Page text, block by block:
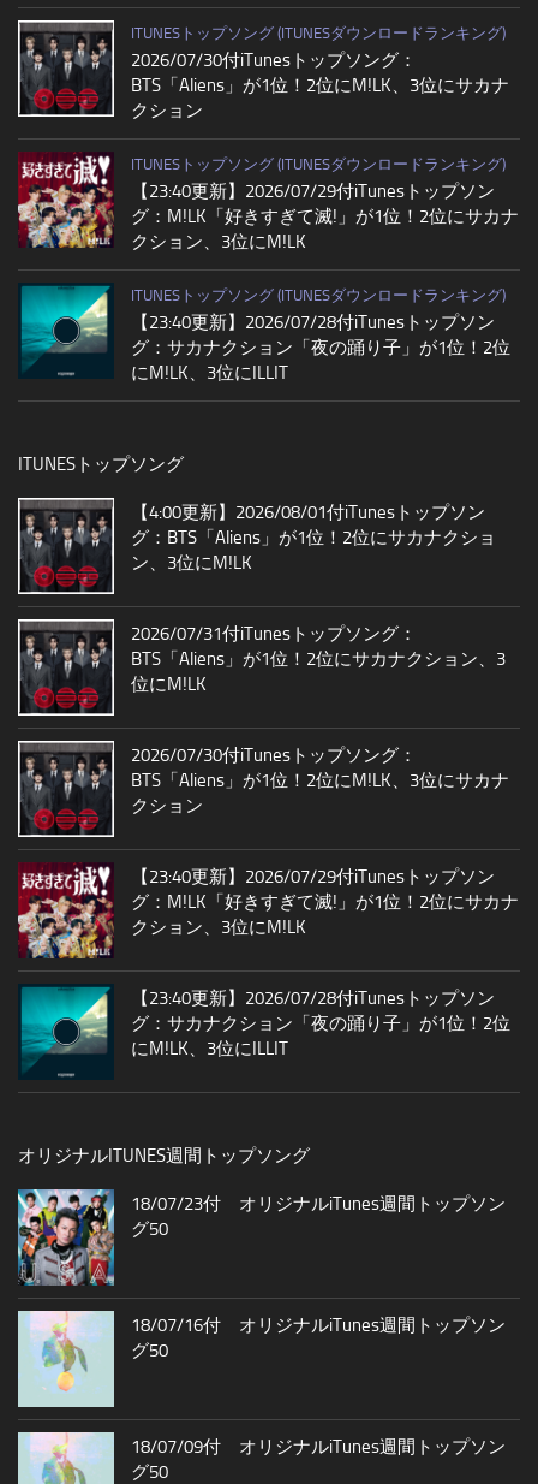
ITUNESトップソング (ITUNESダウンロードランキング)
2026/07/30付iTunesトップソング：
BTS「Aliens」が1位！2位にM!LK、3位にサカナ
クション
ITUNESトップソング (ITUNESダウンロードランキング)
【23:40更新】2026/07/29付iTunesトップソン
グ：M!LK「好きすぎて滅!」が1位！2位にサカナ
クション、3位にM!LK
ITUNESトップソング (ITUNESダウンロードランキング)
【23:40更新】2026/07/28付iTunesトップソン
グ：サカナクション「夜の踊り子」が1位！2位
にM!LK、3位にILLIT
ITUNESトップソング
【4:00更新】2026/08/01付iTunesトップソン
グ：BTS「Aliens」が1位！2位にサカナクショ
ン、3位にM!LK
2026/07/31付iTunesトップソング：
BTS「Aliens」が1位！2位にサカナクション、3
位にM!LK
2026/07/30付iTunesトップソング：
BTS「Aliens」が1位！2位にM!LK、3位にサカナ
クション
【23:40更新】2026/07/29付iTunesトップソン
グ：M!LK「好きすぎて滅!」が1位！2位にサカナ
クション、3位にM!LK
【23:40更新】2026/07/28付iTunesトップソン
グ：サカナクション「夜の踊り子」が1位！2位
にM!LK、3位にILLIT
オリジナルITUNES週間トップソング
18/07/23付 オリジナルiTunes週間トップソン
グ50
18/07/16付 オリジナルiTunes週間トップソン
グ50
18/07/09付 オリジナルiTunes週間トップソン
グ50